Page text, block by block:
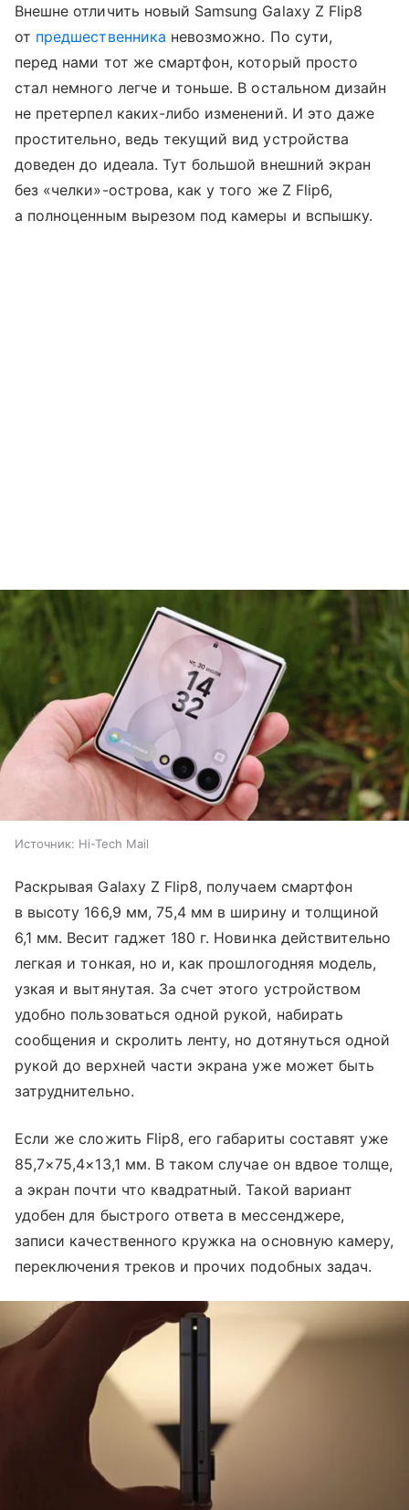
Внешне отличить новый Samsung Galaxy Z Flip8
от предшественника невозможно. По сути,
перед нами тот же смартфон, который просто
стал немного легче и тоньше. В остальном дизайн
не претерпел каких-либо изменений. И это даже
простительно, ведь текущий вид устройства
доведен до идеала. Тут большой внешний экран
без «челки»-острова, как у того же Z Flip6,
а полноценным вырезом под камеры и вспышку.
Источник: Hi-Tech Mail
Раскрывая Galaxy Z Flip8, получаем смартфон
в высоту 166,9 мм, 75,4 мм в ширину и толщиной
6,1 мм. Весит гаджет 180 г. Новинка действительно
легкая и тонкая, но и, как прошлогодняя модель,
узкая и вытянутая. За счет этого устройством
удобно пользоваться одной рукой, набирать
сообщения и скролить ленту, но дотянуться одной
рукой до верхней части экрана уже может быть
затруднительно.
Если же сложить Flip8, его габариты составят уже
85,7×75,4×13,1 мм. В таком случае он вдвое толще,
а экран почти что квадратный. Такой вариант
удобен для быстрого ответа в мессенджере,
записи качественного кружка на основную камеру,
переключения треков и прочих подобных задач.